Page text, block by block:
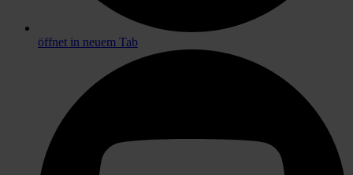
öffnet in neuem Tab